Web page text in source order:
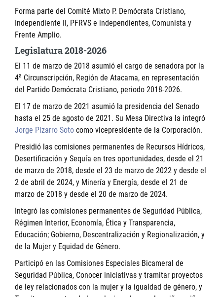
Forma parte del Comité Mixto P. Demócrata Cristiano,
Independiente II, PFRVS e independientes, Comunista y
Frente Amplio.
Legislatura 2018-2026
El 11 de marzo de 2018 asumió el cargo de senadora por la
4a Circunscripción, Región de Atacama, en representación
del Partido Demócrata Cristiano, periodo 2018-2026.
El 17 de marzo de 2021 asumió la presidencia del Senado
hasta el 25 de agosto de 2021. Su Mesa Directiva la integró
Jorge Pizarro Soto como vicepresidente de la Corporación.
Presidió las comisiones permanentes de Recursos Hídricos,
Desertificación y Sequía en tres oportunidades, desde el 21
de marzo de 2018, desde el 23 de marzo de 2022 y desde el
2 de abril de 2024, y Minería y Energía, desde el 21 de
marzo de 2018 y desde el 20 de marzo de 2024.
Integró las comisiones permanentes de Seguridad Pública,
Régimen Interior, Economía, Ética y Transparencia,
Educación; Gobierno, Descentralización y Regionalización, y
de la Mujer y Equidad de Género.
Participó en las Comisiones Especiales Bicameral de
Seguridad Pública, Conocer iniciativas y tramitar proyectos
de ley relacionados con la mujer y la igualdad de género, y